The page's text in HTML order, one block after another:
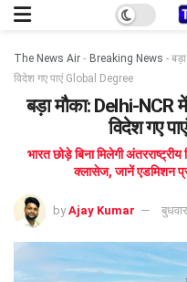
The News Air - Breaking News -
विदेश गए पाएं Global Degree
बड़ा मौका: Delhi-NCR
विदेश गए
भारत छोड़े बिना मिलेगी
क्लासेज, जानें एडमिशन
by Ajay Kumar